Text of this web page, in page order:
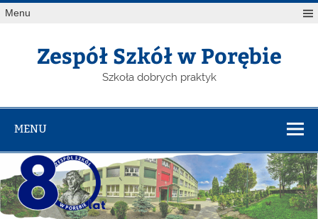
Menu
Zespół Szkół w Porębie
Szkoła dobrych praktyk
MENU